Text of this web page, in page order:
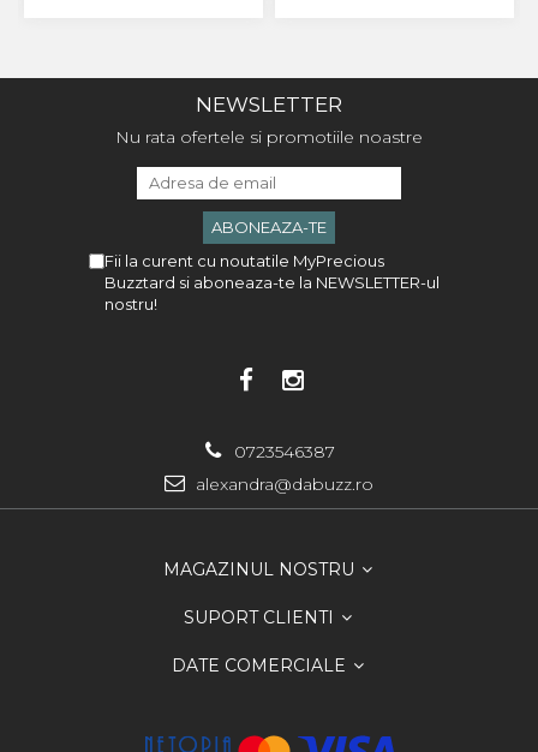
NEWSLETTER
Nu rata ofertele si promotiile noastre
Fii la curent cu noutatile MyPrecious
Buzztard si aboneaza-te la NEWSLETTER-ul
nostru!
0723546387
alexandra@dabuzz.ro
MAGAZINUL NOSTRU
SUPORT CLIENTI
DATE COMERCIALE